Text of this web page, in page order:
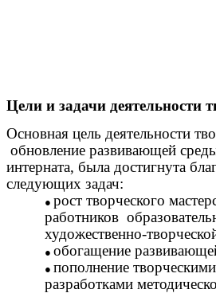
Цели и задачи деятельности
Основная цель деятельности
обновление развивающей
интерната, была достигнута
следующих задач:
рост творческого
работников
художественно-
обогащение
пополнение
разработками